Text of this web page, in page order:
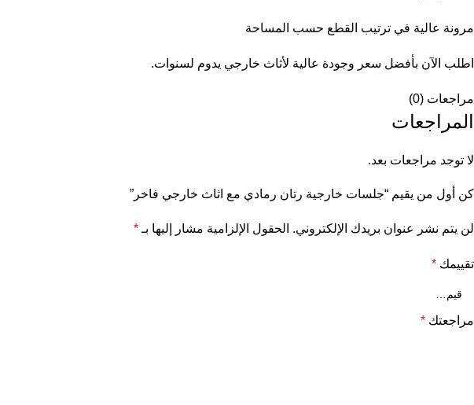
مرونة عالية في ترتيب القطع حسب المساحة
اطلب الآن بأفضل سعر وجودة عالية لأثاث خارجي يدوم لسنوات.
مراجعات (0)
المراجعات
لا توجد مراجعات بعد.
كن أول من يقيم “جلسات خارجية رتان رمادي مع اثاث خارجي فاخر”
لن يتم نشر عنوان بريدك الإلكتروني. الحقول الإلزامية مشار إليها بـ *
تقييمك *
مراجعتك *